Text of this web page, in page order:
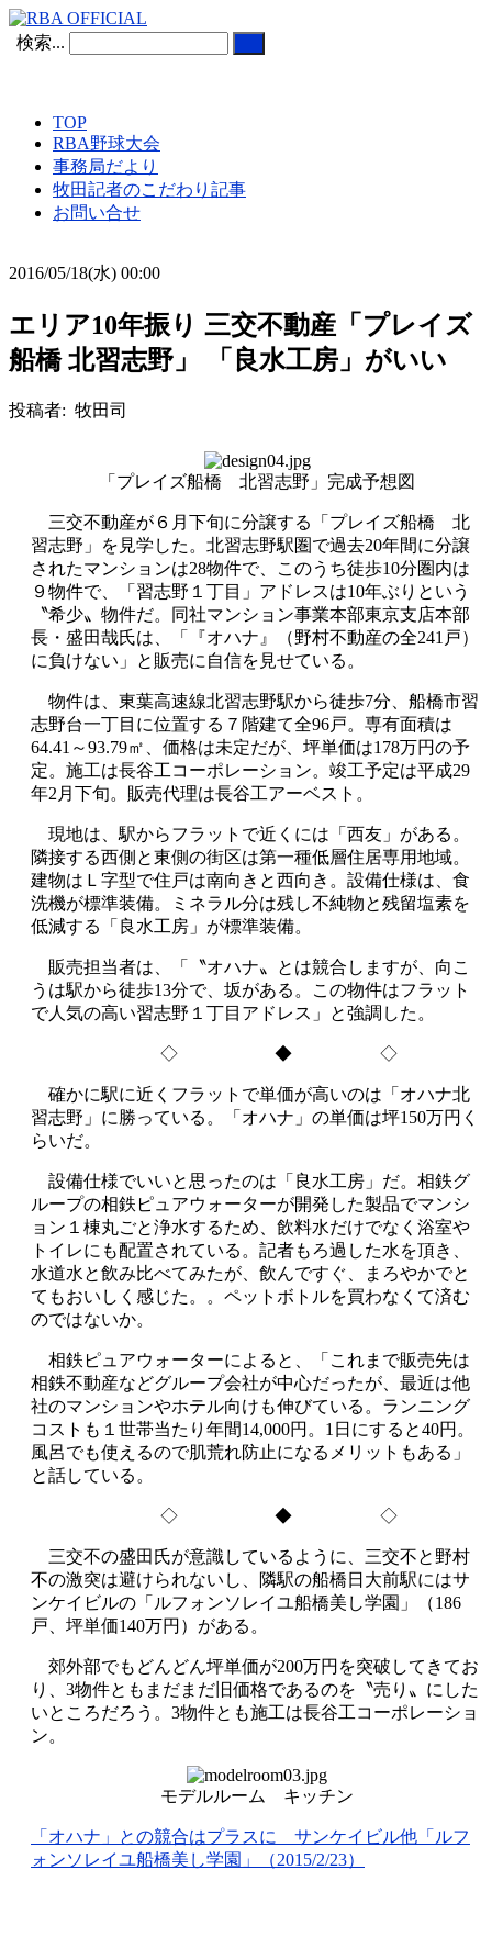
検索...
TOP
RBA野球大会
事務局だより
牧田記者のこだわり記事
お問い合せ
2016/05/18(水) 00:00
エリア10年振り 三交不動産「プレイズ
船橋 北習志野」 「良水工房」がいい
投稿者: 牧田司
「プレイズ船橋 北習志野」完成予想図
三交不動産が６月下旬に分譲する「プレイズ船橋 北
習志野」を見学した。北習志野駅圏で過去20年間に分譲
されたマンションは28物件で、このうち徒歩10分圏内は
９物件で、「習志野１丁目」アドレスは10年ぶりという
〝希少〟物件だ。同社マンション事業本部東京支店本部
長・盛田哉氏は、「『オハナ』（野村不動産の全241戸）
に負けない」と販売に自信を見せている。
物件は、東葉高速線北習志野駅から徒歩7分、船橋市習
志野台一丁目に位置する７階建て全96戸。専有面積は
64.41～93.79㎡、価格は未定だが、坪単価は178万円の予
定。施工は長谷工コーポレーション。竣工予定は平成29
年2月下旬。販売代理は長谷工アーベスト。
現地は、駅からフラットで近くには「西友」がある。
隣接する西側と東側の街区は第一種低層住居専用地域。
建物はＬ字型で住戸は南向きと西向き。設備仕様は、食
洗機が標準装備。ミネラル分は残し不純物と残留塩素を
低減する「良水工房」が標準装備。
販売担当者は、「〝オハナ〟とは競合しますが、向こ
うは駅から徒歩13分で、坂がある。この物件はフラット
で人気の高い習志野１丁目アドレス」と強調した。
◇ ◆ ◇
確かに駅に近くフラットで単価が高いのは「オハナ北
習志野」に勝っている。「オハナ」の単価は坪150万円く
らいだ。
設備仕様でいいと思ったのは「良水工房」だ。相鉄グ
ループの相鉄ピュアウォーターが開発した製品でマンシ
ョン１棟丸ごと浄水するため、飲料水だけでなく浴室や
トイレにも配置されている。記者もろ過した水を頂き、
水道水と飲み比べてみたが、飲んですぐ、まろやかでと
てもおいしく感じた。。ペットボトルを買わなくて済む
のではないか。
相鉄ピュアウォーターによると、「これまで販売先は
相鉄不動産などグループ会社が中心だったが、最近は他
社のマンションやホテル向けも伸びている。ランニング
コストも１世帯当たり年間14,000円。1日にすると40円。
風呂でも使えるので肌荒れ防止になるメリットもある」
と話している。
◇ ◆ ◇
三交不の盛田氏が意識しているように、三交不と野村
不の激突は避けられないし、隣駅の船橋日大前駅にはサ
ンケイビルの「ルフォンソレイユ船橋美し学園」（186
戸、坪単価140万円）がある。
郊外部でもどんどん坪単価が200万円を突破してきてお
り、3物件ともまだまだ旧価格であるのを〝売り〟にした
いところだろう。3物件とも施工は長谷工コーポレーショ
ン。
モデルルーム キッチン
「オハナ」との競合はプラスに サンケイビル他「ルフ
ォンソレイユ船橋美し学園」（2015/2/23）